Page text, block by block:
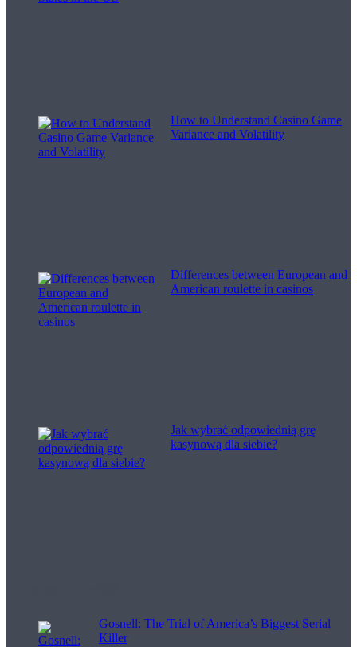
How to Understand Casino Game
Variance and Volatility
Differences between European and
American roulette in casinos
Jak wybrać odpowiednią grę
kasynową dla siebie?
Gosnell: The Trial of America’s Biggest Serial
Killer